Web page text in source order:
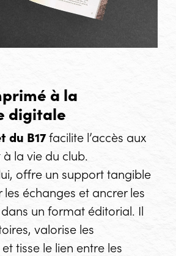
à la
digitale
du B17facilite l’accès aux
la vie du club.
offre un support tangible
échanges et ancrer les
un format éditorial. Il
valorise les
tisse le lien entre les